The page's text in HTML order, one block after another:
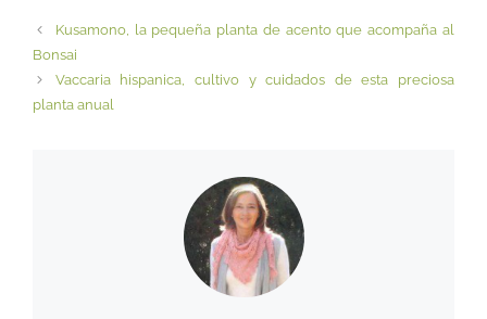
Kusamono, la pequeña planta de acento que acompaña al
Bonsai
Vaccaria hispanica, cultivo y cuidados de esta preciosa
planta anual